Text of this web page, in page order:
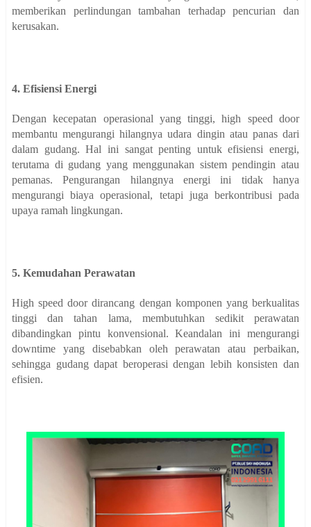
memberikan perlindungan tambahan terhadap pencurian dan
kerusakan.
4. Efisiensi Energi
Dengan kecepatan operasional yang tinggi, high speed door
membantu mengurangi hilangnya udara dingin atau panas dari
dalam gudang. Hal ini sangat penting untuk efisiensi energi,
terutama di gudang yang menggunakan sistem pendingin atau
pemanas. Pengurangan hilangnya energi ini tidak hanya
mengurangi biaya operasional, tetapi juga berkontribusi pada
upaya ramah lingkungan.
5. Kemudahan Perawatan
High speed door dirancang dengan komponen yang berkualitas
tinggi dan tahan lama, membutuhkan sedikit perawatan
dibandingkan pintu konvensional. Keandalan ini mengurangi
downtime yang disebabkan oleh perawatan atau perbaikan,
sehingga gudang dapat beroperasi dengan lebih konsisten dan
efisien.